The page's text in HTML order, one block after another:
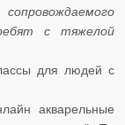
с тяжелой
для людей с
акварельные